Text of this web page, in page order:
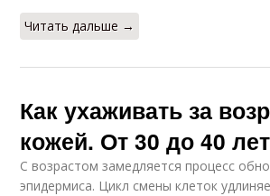
Читать дальше →
Как ухаживать за
кожей. От 30 до 40 лет
С возрастом замедляется процесс
эпидермиса. Цикл смены клеток